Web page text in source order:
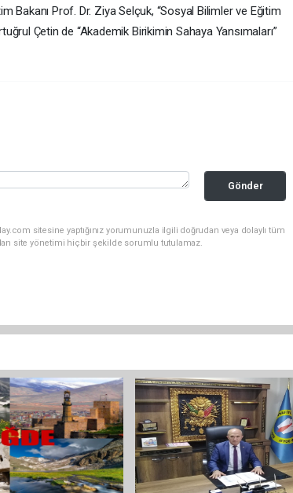
Bakanı Prof. Dr. Ziya Selçuk, “Sosyal Bilimler ve Eğitim
Çetin de “Akademik Birikimin Sahaya Yansımaları”
Gönder
sitesine yaptığınız yorumunuzla ilgili doğrudan veya dolaylı tüm
site yönetimi hiçbir şekilde sorumlu tutulamaz.